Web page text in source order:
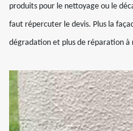
produits pour le nettoyage ou le
faut répercuter le devis. Plus la
dégradation et plus de réparation à